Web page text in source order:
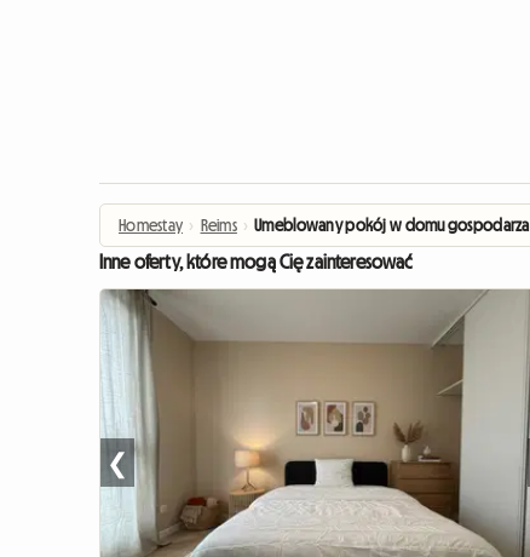
Homestay › Reims › Umeblowany pokój w domu gospodarza
Inne oferty, które mogą Cię zainteresować
❮